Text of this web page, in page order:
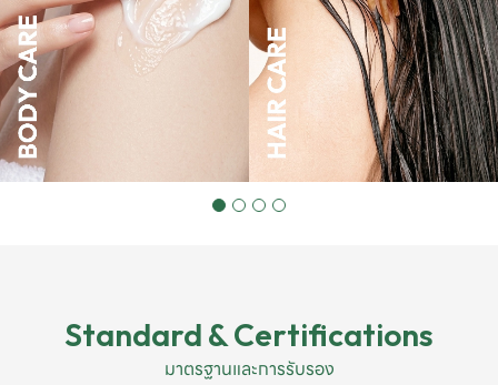
Standard & Certifications
มาตรฐานและการรับรอง